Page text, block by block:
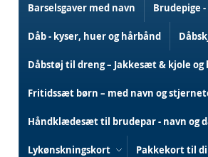
Barselsgaver med navn Brudepige
Dåb - kyser, huer og hårbånd
Dåbstøj til dreng – Jakkesæt & kjole og
Fritidssæt børn – med navn og
Håndklædesæt til brudepar - navn og
Lykønskningskort Pakkekort til